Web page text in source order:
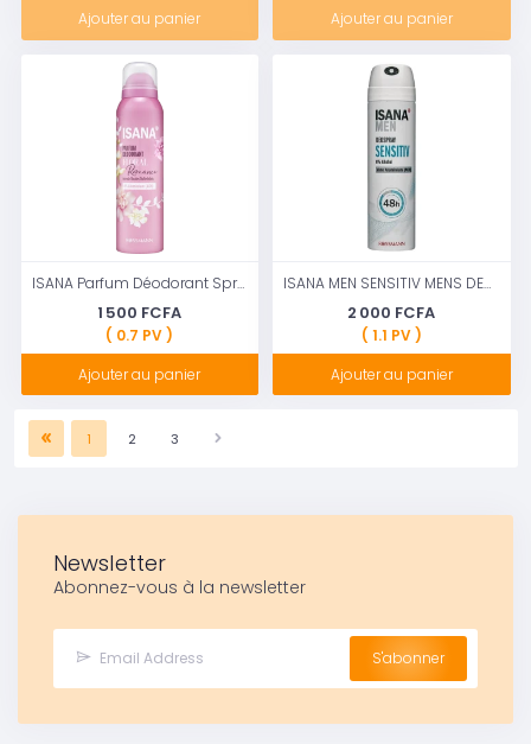
Ajouter au panier
Ajouter au panier
ISANA Parfum Déodorant Spray Floral Romance 150ml
1 500 FCFA
( 0.7 PV )
Ajouter au panier
ISANA MEN SENSITIV MENS DEODORANT DEO SPRAY 150ml
2 000 FCFA
( 1.1 PV )
Ajouter au panier
1 2 3
Newsletter
Abonnez-vous à la newsletter
S'abonner